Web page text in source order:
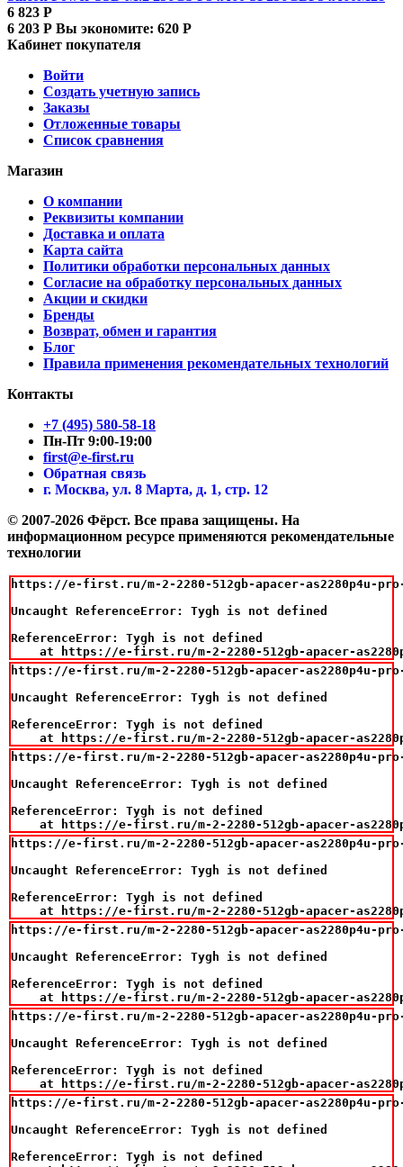
6 823 Р
6 203 Р Вы экономите: 620 Р
Кабинет покупателя
Войти
Создать учетную запись
Заказы
Отложенные товары
Список сравнения
Магазин
О компании
Реквизиты компании
Доставка и оплата
Карта сайта
Политики обработки персональных данных
Согласие на обработку персональных данных
Акции и скидки
Бренды
Возврат, обмен и гарантия
Блог
Правила применения рекомендательных технологий
Контакты
+7 (495) 580-58-18
Пн-Пт 9:00-19:00
first@e-first.ru
Обратная связь
г. Москва, ул. 8 Марта, д. 1, стр. 12
© 2007-2026 Фёрст. Все права защищены. На
информационном ресурсе применяются рекомендательные
технологии
https://e-first.ru/m-2-2280-512gb-apacer-as2280p4u-pro-
Uncaught ReferenceError: Tygh is not defined
ReferenceError: Tygh is not defined
at https://e-first.ru/m-2-2280-512gb-apacer-
https://e-first.ru/m-2-2280-512gb-apacer-as2280p4u-pro-
Uncaught ReferenceError: Tygh is not defined
ReferenceError: Tygh is not defined
at https://e-first.ru/m-2-2280-512gb-apacer-
https://e-first.ru/m-2-2280-512gb-apacer-as2280p4u-pro-
Uncaught ReferenceError: Tygh is not defined
ReferenceError: Tygh is not defined
at https://e-first.ru/m-2-2280-512gb-apacer-
https://e-first.ru/m-2-2280-512gb-apacer-as2280p4u-pro-
Uncaught ReferenceError: Tygh is not defined
ReferenceError: Tygh is not defined
at https://e-first.ru/m-2-2280-512gb-apacer-
https://e-first.ru/m-2-2280-512gb-apacer-as2280p4u-pro-
Uncaught ReferenceError: Tygh is not defined
ReferenceError: Tygh is not defined
at https://e-first.ru/m-2-2280-512gb-apacer-
https://e-first.ru/m-2-2280-512gb-apacer-as2280p4u-pro-
Uncaught ReferenceError: Tygh is not defined
ReferenceError: Tygh is not defined
at https://e-first.ru/m-2-2280-512gb-apacer-
https://e-first.ru/m-2-2280-512gb-apacer-as2280p4u-pro-
Uncaught ReferenceError: Tygh is not defined
ReferenceError: Tygh is not defined